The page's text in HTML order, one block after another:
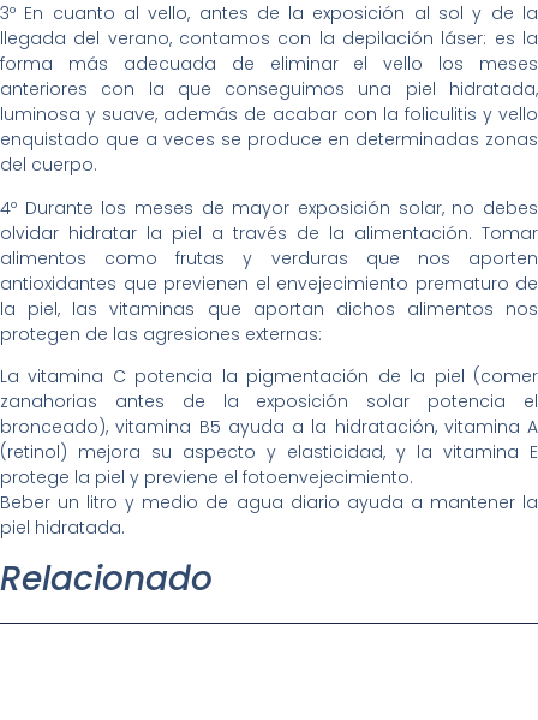
3º En cuanto al vello, antes de la exposición al sol y de la
llegada del verano, contamos con la depilación láser: es la
forma más adecuada de eliminar el vello los meses
anteriores con la que conseguimos una piel hidratada,
luminosa y suave, además de acabar con la foliculitis y vello
enquistado que a veces se produce en determinadas zonas
del cuerpo.
4º Durante los meses de mayor exposición solar, no debes
olvidar hidratar la piel a través de la alimentación. Tomar
alimentos como frutas y verduras que nos aporten
antioxidantes que previenen el envejecimiento prematuro de
la piel, las vitaminas que aportan dichos alimentos nos
protegen de las agresiones externas:
La vitamina C potencia la pigmentación de la piel (comer
zanahorias antes de la exposición solar potencia el
bronceado), vitamina B5 ayuda a la hidratación, vitamina A
(retinol) mejora su aspecto y elasticidad, y la vitamina E
protege la piel y previene el fotoenvejecimiento.
Beber un litro y medio de agua diario ayuda a mantener la
piel hidratada.
Relacionado